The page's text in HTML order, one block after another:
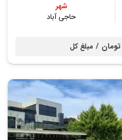
شهر
حاجی آباد
مبلغ کل